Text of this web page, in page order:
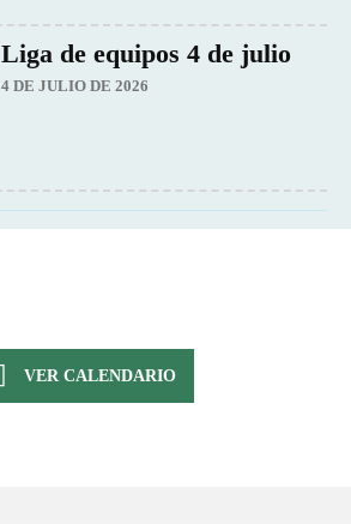
Liga de equipos 4 de julio
4 DE JULIO DE 2026
VER CALENDARIO